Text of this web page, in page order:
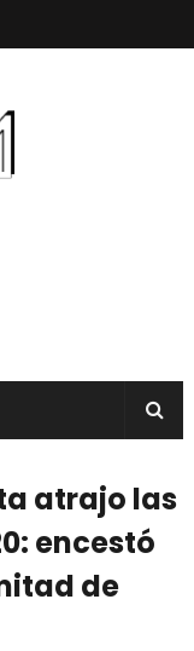
atrajo las
encestó
de